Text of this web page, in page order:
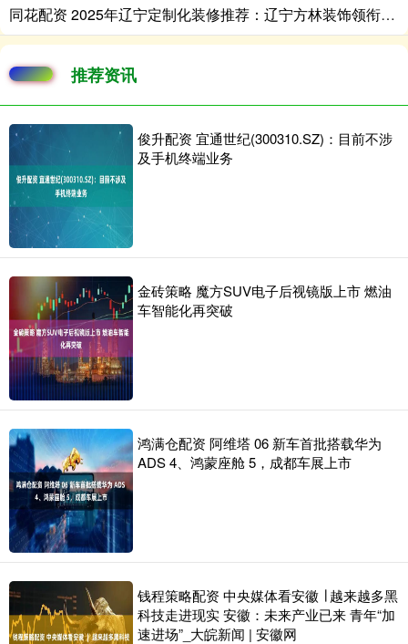
同花配资 2025年辽宁定制化装修推荐：辽宁方林装饰领衔全屋定制解决方案
推荐资讯
俊升配资 宜通世纪(300310.SZ)：目前不涉
及手机终端业务
金砖策略 魔方SUV电子后视镜版上市 燃油
车智能化再突破
鸿满仓配资 阿维塔 06 新车首批搭载华为
ADS 4、鸿蒙座舱 5，成都车展上市
钱程策略配资 中央媒体看安徽 ∣ 越来越多黑
科技走进现实 安徽：未来产业已来 青年“加
速进场”_大皖新闻 | 安徽网